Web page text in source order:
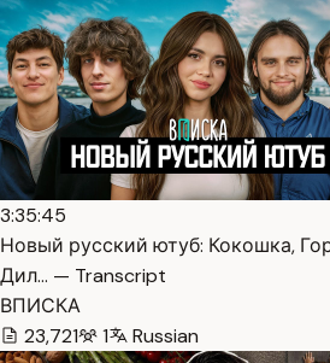
3:35:45
Новый русский ютуб: Кокошка,
Дил… — Transcript
ВПИСКА
23,721
1 Russian